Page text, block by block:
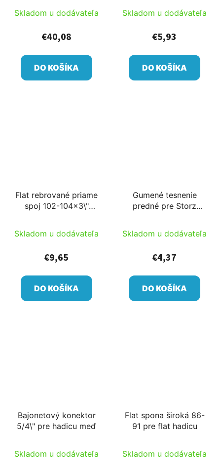
Skladom u dodávateľa
€40,08
DO KOŠÍKA
Skladom u dodávateľa
€5,93
DO KOŠÍKA
Flat rebrované priame
spoj 102-104x3\"
Skladom u dodávateľa
€9,65
DO KOŠÍKA
Gumené tesnenie
predné pre Storz
Skladom u dodávateľa
€4,37
DO KOŠÍKA
Bajonetový konektor
5/4\" pre hadicu meď
Skladom u dodávateľa
Flat spona široká 86-
91 pre flat hadicu
Skladom u dodávateľa